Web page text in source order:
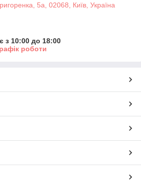
5а, 02068, Київ, Україна
з 10:00 до 18:00
роботи